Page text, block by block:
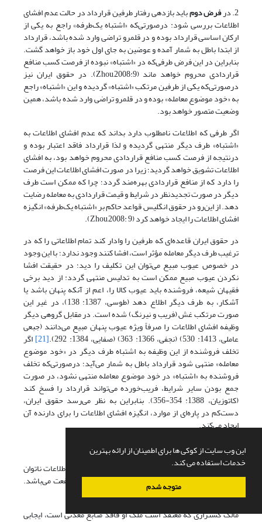
این وب سایت از کوکی ها برای اطمینان از ارائه بهترین
خدمات استفاده می کند.
متوجه شدم
2. در
فرض دومباید بازدهی رفتار طرفین قرارداد در حالت عدم افشای
اطلاعات بررسی شود: درصورتی‌که «اشتباه یک‌طرفه» راجع به یکی از
ارکان اساسی قرارداد بوده و در قلمرو تراضی وارد شده باشد، قرارداد
از ابتدا باطل به شمار آمده و عوضین به جای اول خود باز خواهد گشت.
بنابراین در این فرض طرفی‌که در «اشتباه» نبوده از فرصت کسب منافع
قراردادی محروم خواهد ماند (Zhou,2008:9). در حقوق ایران نیز
درصورتی‌که یکی از طرفین مرتکب «اشتباه» گردیده و این «اشتباه» راجع
به «خود موضوع معامله» بوده و در قلمرو تراضی وارد شده باشد، همین
وضعیت متصور خواهد بود.
اگر طرفی که اطلاعات نامطلوب دارد بداند که عدم افشای اطلاعات به
«اشتباه» طرف دیگر منتهی گردیده و لذا قرارداد فاقد اعتبار بوده و
درنتیجه از فرصت کسب منافع قراردادی محروم خواهد بود، به افشای
اطلاعات تشویق خواهد گردید؛ زیرا در صورت افشای اطلاعات این فرصت
را دارد که از منافع قراردادی بهره‌مند گردد؛ چرا که ممکن است طرف
دیگر در صورت تجدیدنظر در شرایط و قیمت قراردادی به معامله رضایت
دهد. از این‌رو در حقوق انگلیس قواعد حاکم بر «اشتباه یک‌طرفه» انگیزه
افشای اطلاعات را ایجاد خواهد کرد (Zhou,2008: 9).
در حقوق ایران قاعده‌ای که طرفین را وادار کند تمام اطلاعاتی را که در
ترغیب طرف دیگر معامله مؤثر است، افشا کنند وجود ندارد؛ با این ‌وجود
در خصوص عیوب مبیع می‌توان این تکلیف را دید؛ در حقیقت افشا
نکردن عیوب مبیع ممکن است به تدلیس منتهی گردد: از دید برخی
فقیهان شیعه، فروشنده باید عیوب کالا را، اعم از آنکه پنهان باشد یا
آشکار، به طرف دیگر اطلاع دهد (طوسی، 1387: 138)، در غیر این
صورت مرتکب غش (فریب و نیرنگ) شده است. در مقابل گروهی دیگر
وظیفه افشای اطلاعات را صرفاً ویژه عیوب پنهان مبیع می‌دانند (جبعی
عاملی، 1413: 530) (نجفی، 1366: 363) (صفایی، 1384: 292). [21] ‌ اگر
تخلف فروشنده از این وظیفه به اشتباه طرف دیگر در «خود موضوع
معامله» منتهی شود قرارداد باطل به شمار می‌آید؛ درصورتی‌که تخلف
فروشنده به «اشتباه» در خود موضوع معامله منتهی نشود، در صورت
جمع بودن سایر شرایط، فریب‌خورده می‌تواند قرارداد را فسخ کند
(کاتوزیان، 1388: 354-356). بنابراین به نظر می‌رسد حقوق ایران،
دست‌کم در پاره‌ای از موارد، انگیزه افشای اطلاعات را برای دارنده آن
ایجاد می‌کند.
ب: تأثیر قواعد حقوقی در ایجاد انگیزه‌ی کسب اطلاعات
حقوق قراردادهای ایران و انگلیس از ایجاد انگیزه کسب اطلاعات ناتوان
هستند، زیرا هدف از کسب اطلاعات به دست آوردن منفعت می‌باشد.
مثال زیر مبین چنین حقیقتی می‌باشد:
مالک کشتزاری که معتقد است ملک او فاقد منابع معدنی است، ایجابی